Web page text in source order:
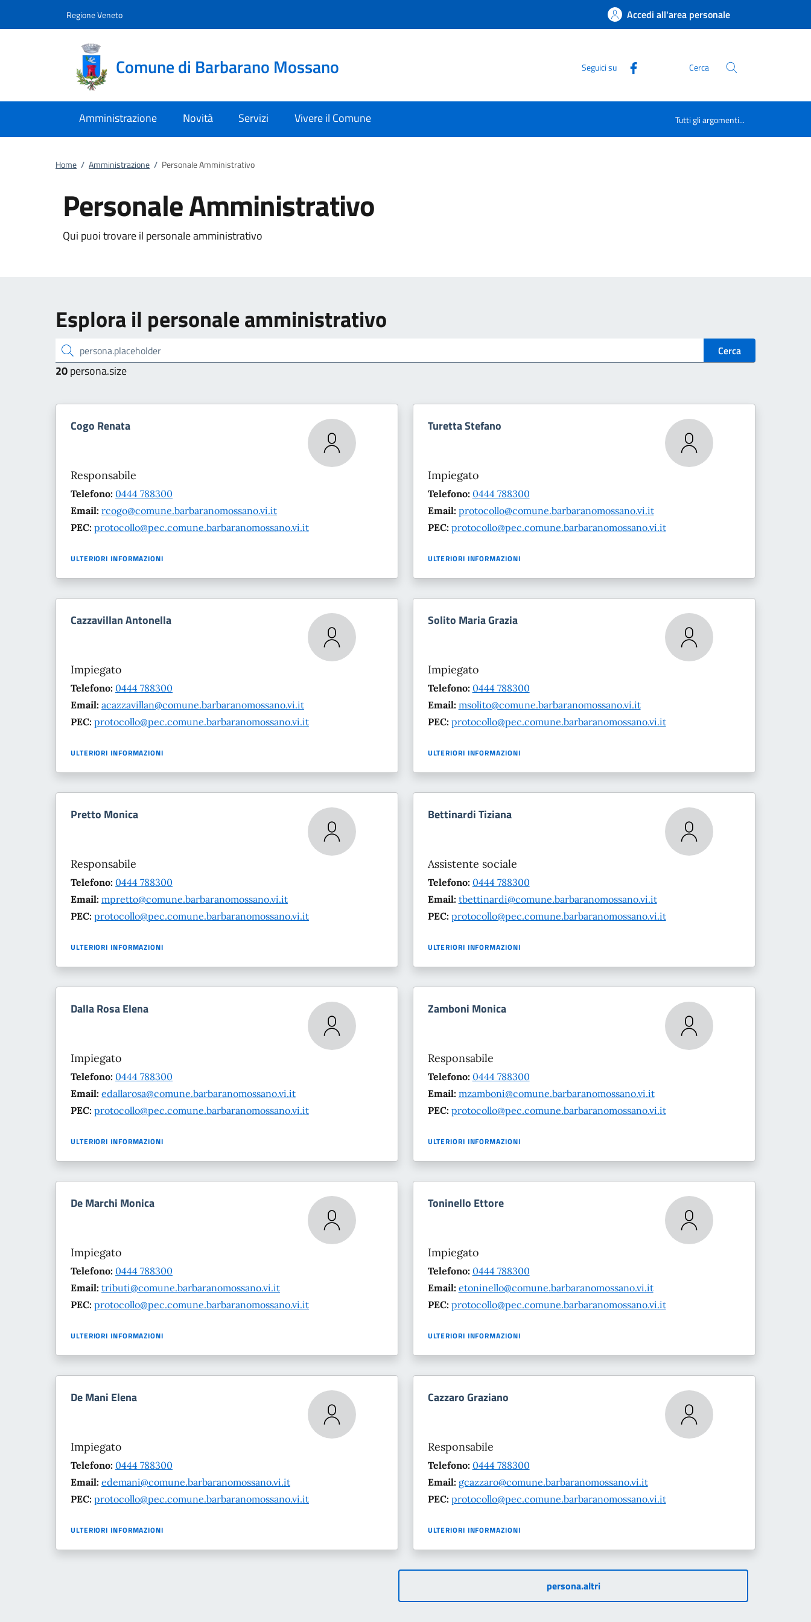
Regione Veneto Accedi all'area personale
Comune di Barbarano Mossano Seguici su Cerca
Amministrazione Novità Servizi Vivere il Comune Tutti gli argomenti...
Home / Amministrazione / Personale Amministrativo
Personale Amministrativo
Qui puoi trovare il personale amministrativo
Esplora il personale amministrativo
persona.placeholder Cerca
20persona.size
Cogo Renata
Responsabile
Telefono: 0444 788300
Email: rcogo@comune.barbaranomossano.vi.it
PEC: protocollo@pec.comune.barbaranomossano.vi.it
ULTERIORI INFORMAZIONI
Turetta Stefano
Impiegato
Telefono: 0444 788300
Email: protocollo@comune.barbaranomossano.vi.it
PEC: protocollo@pec.comune.barbaranomossano.vi.it
ULTERIORI INFORMAZIONI
Cazzavillan Antonella
Impiegato
Telefono: 0444 788300
Email: acazzavillan@comune.barbaranomossano.vi.it
PEC: protocollo@pec.comune.barbaranomossano.vi.it
ULTERIORI INFORMAZIONI
Solito Maria Grazia
Impiegato
Telefono: 0444 788300
Email: msolito@comune.barbaranomossano.vi.it
PEC: protocollo@pec.comune.barbaranomossano.vi.it
ULTERIORI INFORMAZIONI
Pretto Monica
Responsabile
Telefono: 0444 788300
Email: mpretto@comune.barbaranomossano.vi.it
PEC: protocollo@pec.comune.barbaranomossano.vi.it
ULTERIORI INFORMAZIONI
Bettinardi Tiziana
Assistente sociale
Telefono: 0444 788300
Email: tbettinardi@comune.barbaranomossano.vi.it
PEC: protocollo@pec.comune.barbaranomossano.vi.it
ULTERIORI INFORMAZIONI
Dalla Rosa Elena
Impiegato
Telefono: 0444 788300
Email: edallarosa@comune.barbaranomossano.vi.it
PEC: protocollo@pec.comune.barbaranomossano.vi.it
ULTERIORI INFORMAZIONI
Zamboni Monica
Responsabile
Telefono: 0444 788300
Email: mzamboni@comune.barbaranomossano.vi.it
PEC: protocollo@pec.comune.barbaranomossano.vi.it
ULTERIORI INFORMAZIONI
De Marchi Monica
Impiegato
Telefono: 0444 788300
Email: tributi@comune.barbaranomossano.vi.it
PEC: protocollo@pec.comune.barbaranomossano.vi.it
ULTERIORI INFORMAZIONI
Toninello Ettore
Impiegato
Telefono: 0444 788300
Email: etoninello@comune.barbaranomossano.vi.it
PEC: protocollo@pec.comune.barbaranomossano.vi.it
ULTERIORI INFORMAZIONI
De Mani Elena
Impiegato
Telefono: 0444 788300
Email: edemani@comune.barbaranomossano.vi.it
PEC: protocollo@pec.comune.barbaranomossano.vi.it
ULTERIORI INFORMAZIONI
Cazzaro Graziano
Responsabile
Telefono: 0444 788300
Email: gcazzaro@comune.barbaranomossano.vi.it
PEC: protocollo@pec.comune.barbaranomossano.vi.it
ULTERIORI INFORMAZIONI
persona.altri